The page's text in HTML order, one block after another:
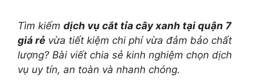
Tìm kiếm dịch vụ cắt tỉa cây xanh tại quận 7
giá rẻ vừa tiết kiệm chi phí vừa đảm bảo chất
lượng? Bài viết chia sẻ kinh nghiệm chọn dịch
vụ uy tín, an toàn và nhanh chóng.